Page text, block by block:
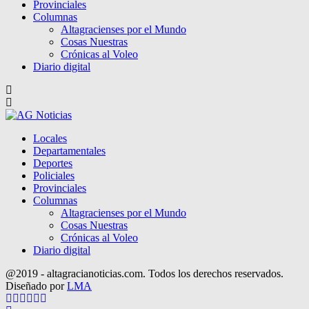
Provinciales
Columnas
Altagracienses por el Mundo
Cosas Nuestras
Crónicas al Voleo
Diario digital
Locales
Departamentales
Deportes
Policiales
Provinciales
Columnas
Altagracienses por el Mundo
Cosas Nuestras
Crónicas al Voleo
Diario digital
@2019 - altagracianoticias.com. Todos los derechos reservados.
Diseñado porLMA
Facebook
Twitter
Instagram
Pinterest
Google